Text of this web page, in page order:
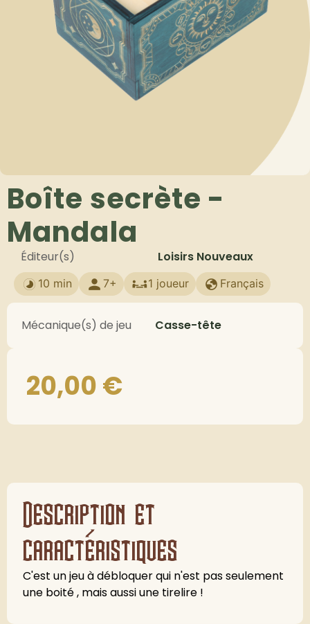
Boîte secrète -
Mandala
Éditeur(s) Loisirs Nouveaux
10 min 7+ 1 joueur Français
Mécanique(s) de jeu Casse-tête
20,00€
Description et
caractéristiques
C'est un jeu à débloquer qui n'est pas seulement
une boité , mais aussi une tirelire !